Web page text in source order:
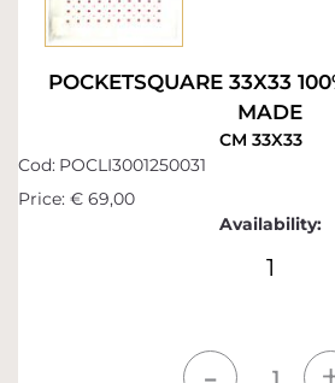
POCKETSQUARE 33X33
MADE
CM 33X33
Cod: POCLI3001250031
Price: € 69,00
Availability:
1